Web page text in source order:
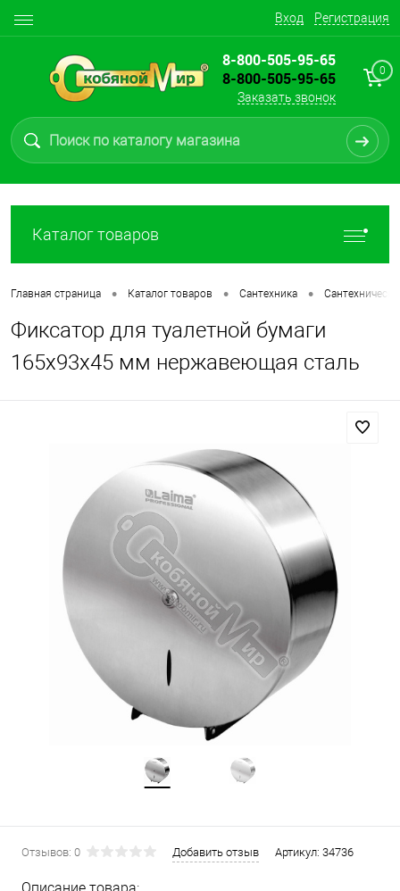
Вход Регистрация
8-800-505-95-65
8-800-505-95-65
Заказать звонок
0
Каталог товаров
Главная страница • Каталог товаров • Сантехника •
Фиксатор для туалетной бумаги
165х93х45 мм нержавеющая сталь
Отзывов: 0 Добавить отзыв Артикул: 34736